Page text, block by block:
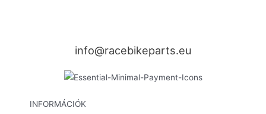
info@racebikeparts.eu
INFORMÁCIÓK